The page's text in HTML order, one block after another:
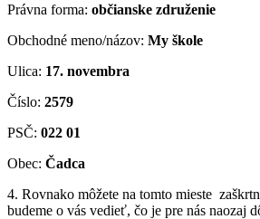
Právna forma: občianske združenie
Obchodné meno/názov: My škole
Ulica: 17. novembra
Číslo: 2579
PSČ: 022 01
Obec: Čadca
4. Rovnako môžete na tomto mieste
budeme o vás vedieť, čo je pre nás naozaj